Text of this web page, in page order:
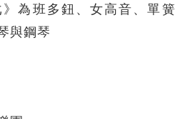
為班多鈕、女高音、單簧
與鋼琴